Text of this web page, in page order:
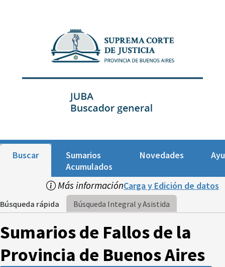
Buscar
Sumarios
Acumulados
Novedades
Más informaciónCarga y Edición de datos
Búsqueda rápida Búsqueda Integral y Asistida
Sumarios de Fallos de la
Provincia de Buenos Aires